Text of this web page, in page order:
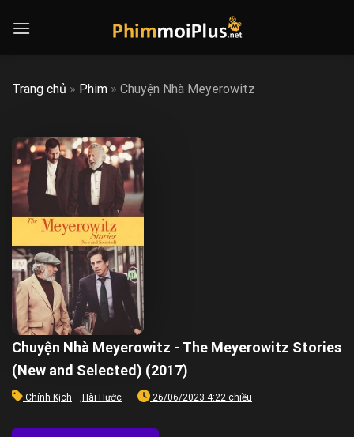
Trang chủ » Phim » Chuyện Nhà Meyerowitz
Chuyện Nhà Meyerowitz - The Meyerowitz Stories
(New and Selected) (2017)
Chính Kịch , Hài Hước 26/06/2023 4:22 chiều